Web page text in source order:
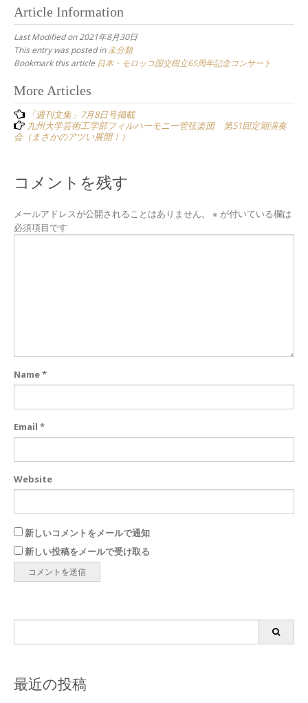
Article Information
Last Modified on 2021年8月30日
This entry was posted in未分類
Bookmark this article 日本・モロッコ国交樹立65周年記念コンサート
Post
navigation
More Articles
「週刊文集」7月8日号掲載
九州大学芸術工学部フィルハーモニー管弦楽団 第51回定期演奏
会（まさかのアツい展開！）
コメントを残す
メールアドレスが公開されることはありません。 ※ が付いている欄は
必須項目です
Name*
Email *
Website
新しいコメントをメールで通知
新しい投稿をメールで受け取る
最近の投稿